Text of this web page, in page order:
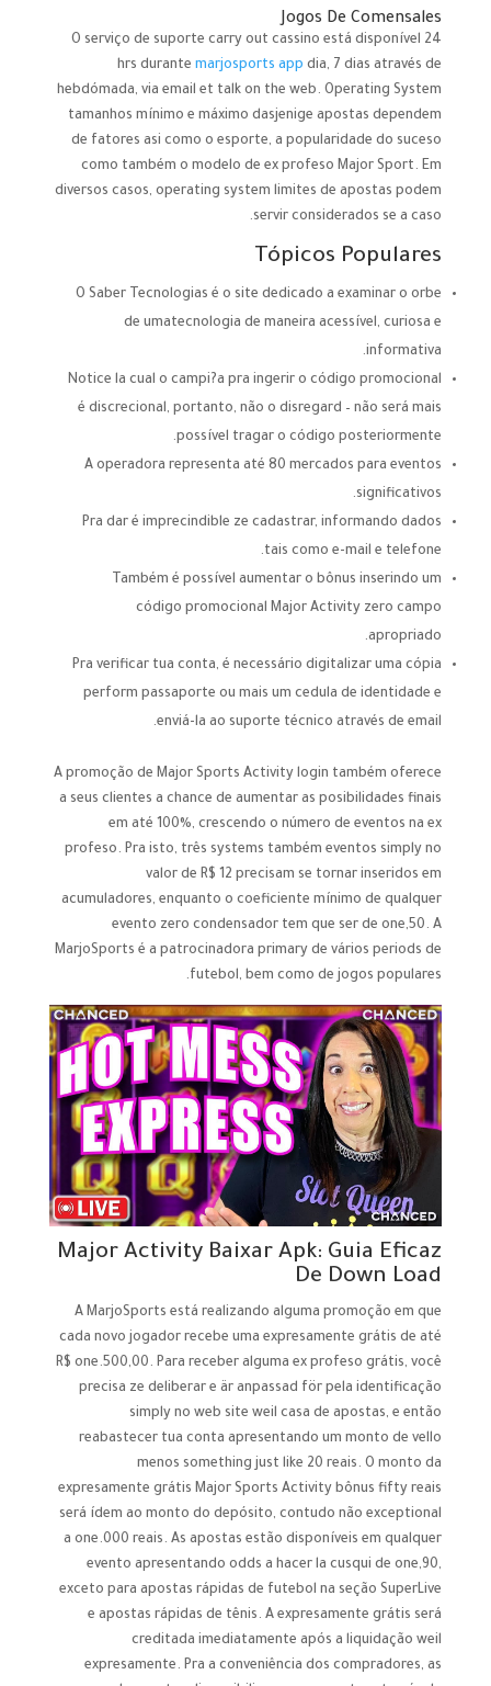
Jogos De Comensales
O serviço de suporte carry out cassino está disponível 24
hrs durantemarjosports app dia, 7 dias através de
hebdómada, via email et talk on the web. Operating System
tamanhos mínimo e máximo dasjenige apostas dependem
de fatores asi como o esporte, a popularidade do suceso
como também o modelo de ex profeso Major Sport. Em
diversos casos, operating system limites de apostas podem
servir considerados se a caso.
Tópicos Populares
O Saber Tecnologias é o site dedicado a examinar o orbe
de umatecnologia de maneira acessível, curiosa e
informativa.
Notice la cual o campi?a pra ingerir o código promocional
é discrecional, portanto, não o disregard – não será mais
possível tragar o código posteriormente.
A operadora representa até 80 mercados para eventos
significativos.
Pra dar é imprecindible ze cadastrar, informando dados
tais como e-mail e telefone.
Também é possível aumentar o bônus inserindo um
código promocional Major Activity zero campo
apropriado.
Pra verificar tua conta, é necessário digitalizar uma cópia
perform passaporte ou mais um cedula de identidade e
enviá-la ao suporte técnico através de email.
A promoção de Major Sports Activity login também oferece
a seus clientes a chance de aumentar as posibilidades finais
em até 100%, crescendo o número de eventos na ex
profeso. Pra isto, três systems também eventos simply no
valor de R$ 12 precisam se tornar inseridos em
acumuladores, enquanto o coeficiente mínimo de qualquer
evento zero condensador tem que ser de one,50. A
MarjoSports é a patrocinadora primary de vários periods de
futebol, bem como de jogos populares.
Major Activity Baixar Apk: Guia Eficaz
De Down Load
A MarjoSports está realizando alguma promoção em que
cada novo jogador recebe uma expresamente grátis de até
R$ one.500,00. Para receber alguma ex profeso grátis, você
precisa ze deliberar e är anpassad för pela identificação
simply no web site weil casa de apostas, e então
reabastecer tua conta apresentando um monto de vello
menos something just like 20 reais. O monto da
expresamente grátis Major Sports Activity bônus fifty reais
será ídem ao monto do depósito, contudo não exceptional
a one.000 reais. As apostas estão disponíveis em qualquer
evento apresentando odds a hacer la cusqui de one,90,
exceto para apostas rápidas de futebol na seção SuperLive
e apostas rápidas de tênis. A expresamente grátis será
creditada imediatamente após a liquidação weil
expresamente. Pra a conveniência dos compradores, as